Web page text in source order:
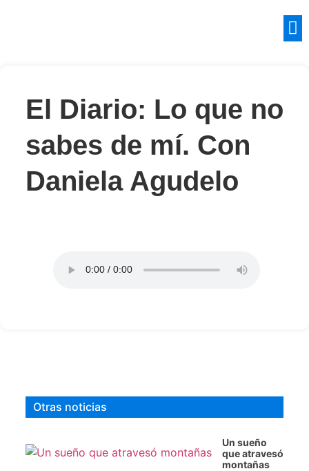
El Diario: Lo que no
sabes de mí. Con
Daniela Agudelo
Otras noticias
Un sueño
que atravesó
montañas